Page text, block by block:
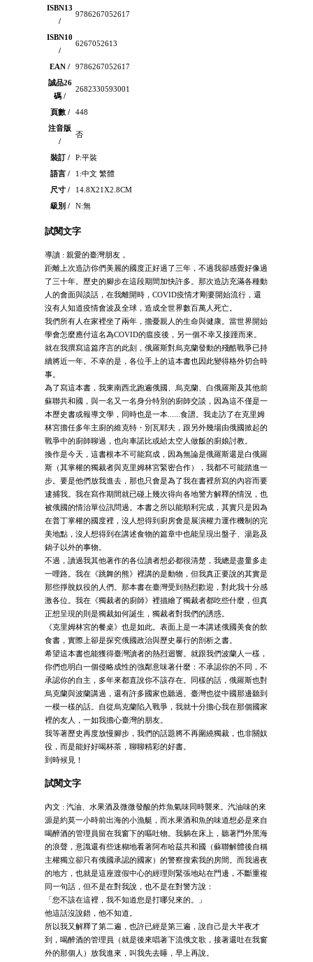
ISBN13
/
9786267052617
ISBN10
/
6267052613
EAN /
9786267052617
誠品26
碼 /
2682330593001
頁數 /
448
注音版
/
否
裝訂 /
P:平裝
語言 /
1:中文 繁體
尺寸 /
14.8X21X2.8CM
級別 /
N:無
試閱文字
導讀 : 親愛的臺灣朋友，
距離上次造訪你們美麗的國度正好過了三年，不過我卻感覺好像過
了三十年。歷史的腳步在這段期間加快許多。那次造訪充滿各種動
人的會面與談話，在我離開時，COVID疫情才剛要開始流行，還
沒有人知道疫情會波及全球，造成全世界數百萬人死亡。
我們所有人在家裡坐了兩年，擔憂親人的生命與健康。當世界開始
學會怎麼應付這名為COVID的瘟疫後，另一個不幸又接踵而來。
就在我撰寫這篇序言的此刻，俄羅斯對烏克蘭發動的殘酷戰爭已持
續將近一年。不幸的是，各位手上的這本書也因此變得格外切合時
事。
為了寫這本書，我東南西北跑遍俄國、烏克蘭、白俄羅斯及其他前
蘇聯共和國，與一名又一名身分特別的廚師交談，因為這不僅是一
本歷史書或報導文學，同時也是一本......食譜。我走訪了在克里姆
林宮擔任多年主廚的維克特・別瓦耶夫，跟另外幾場由俄國掀起的
戰爭中的廚師聊過，也向車諾比或給太空人做飯的廚娘討教。
換作是今天，這書根本不可能寫成，因為無論是俄羅斯還是白俄羅
斯（其掌權的獨裁者與克里姆林宮緊密合作），我都不可能踏進一
步。要是他們放我進去，那也只會是為了我在書裡所寫的內容而要
逮捕我。我在寫作期間就已碰上幾次得向各地警方解釋的情況，也
被俄國的情治單位訊問過。本書之所以能順利完成，其實只是因為
在普丁掌權的國度裡，沒人想得到廚房會是展演權力運作機制的完
美地點，沒人想得到在講述食物的篇章中也能呈現出盤子、湯匙及
鍋子以外的事物。
不過，讀過我其他著作的各位讀者想必都很清楚，我總是盡量多走
一哩路。我在《跳舞的熊》裡講的是動物，但我真正要說的其實是
那些掙脫奴役的人們。那本書在臺灣受到熱烈歡迎，對此我十分感
激各位。我在《獨裁者的廚師》裡描繪了獨裁者都吃些什麼，但真
正想呈現的則是獨裁如何誕生，獨裁者對我們的誘惑。
《克里姆林宮的餐桌》也是如此。表面上是一本講述俄國美食的飲
食書，實際上卻是探究俄國政治與歷史暴行的剖析之書。
希望這本書也能獲得臺灣讀者的熱烈迴響。就跟我們波蘭人一樣，
你們也明白一個侵略成性的強鄰意味著什麼：不承認你的不同，不
承認你的自主，多年來都直說你不該存在。同樣的話，俄羅斯也對
烏克蘭與波蘭講過，還有許多國家也聽過。臺灣也從中國那邊聽到
一模一樣的話。自從烏克蘭陷入戰爭，我就十分擔心我在那個國家
裡的友人，一如我擔心臺灣的朋友。
我等著歷史再度放慢腳步，我們的話題將不再圍繞獨裁，也非關奴
役，而是能好好喝杯茶，聊聊精彩的好書。
到時候見！
試閱文字
內文 : 汽油、水果酒及微微發酸的炸魚氣味同時襲來。汽油味的來
源是約莫一小時前出海的小漁艇，而水果酒和魚的味道想必是來自
喝醉酒的管理員留在我窗下的嘔吐物。我躺在床上，聽著門外黑海
的浪聲，意識還有些迷糊地看著阿布哈茲共和國（蘇聯解體後自稱
主權獨立卻只有俄國承認的國家）的警察搜索我的房間。而我過夜
的地方，也就是這座渡假中心的經理則緊張地站在門邊，不斷重複
同一句話，但不是在對我說，也不是在對警方說：
「您不該在這裡，我不知道您是打哪兒來的。」
他這話沒說錯，他不知道。
所以我又解釋了第二遍，也許已經是第三遍，說自己是大半夜才
到，喝醉酒的管理員（就是後來唱著下流俄文歌，接著還吐在我窗
外的那個人）放我進來，叫我先去睡，早上再說。